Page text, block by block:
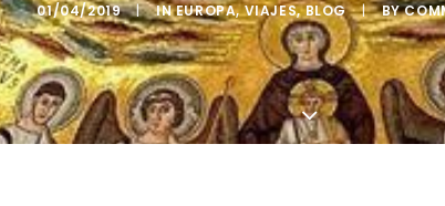
01/04/2019 | INEUROPA,VIAJES,BLOG | BY